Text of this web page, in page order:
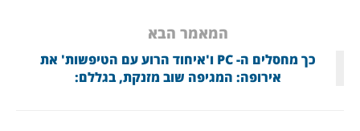
המאמר הבא
כך מחסלים ה- PC ו'איחוד הרוע עם הטיפשות' את
אירופה: המגיפה שוב מזנקת, בגללם: